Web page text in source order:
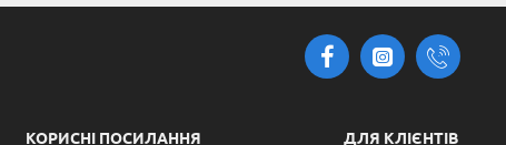
КОРИСНІ ПОСИЛАННЯ ДЛЯ КЛІЄНТІВ